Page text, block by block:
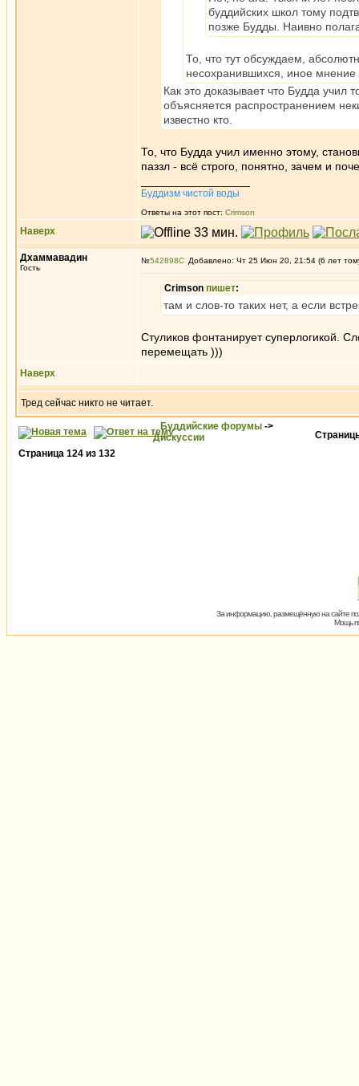
буддийских школ тому
позже Будды. Наивно
То, что тут обсуждаем,
несохранившихся, иное мнение
Как это доказывает что Будда учил
объясняется распространением
известно кто.
То, что Будда учил именно этому,
паззл - всё строго, понятно, зачем и
Буддизм чистой воды
Ответы на этот пост: Crimson
Наверх
Дхаммавадин
Гость
№542898 Добавлено: Чт 25 Июн 20, 21:54 (6 лет
Crimson пишет:
там и слов-то таких нет, а если
Стуликов фонтанирует суперлогикой.
перемещать )))
Наверх
Тред сейчас никто не читает.
Буддийские форумы ->
Дискуссии
Страница 124 из 132
За информацию, размещённую на сайте
Мощь